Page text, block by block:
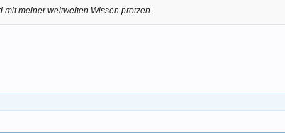
meiner weltweiten Wissen protzen.